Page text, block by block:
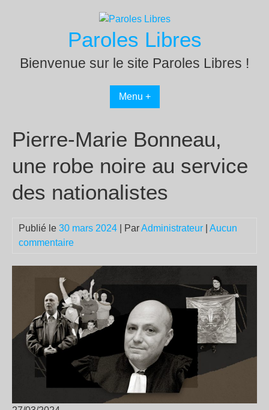
Paroles Libres
Bienvenue sur le site Paroles Libres !
Menu +
Pierre-Marie Bonneau,
une robe noire au service
des nationalistes
Publié le 30 mars 2024 | ParAdministrateur
Aucun
commentaire